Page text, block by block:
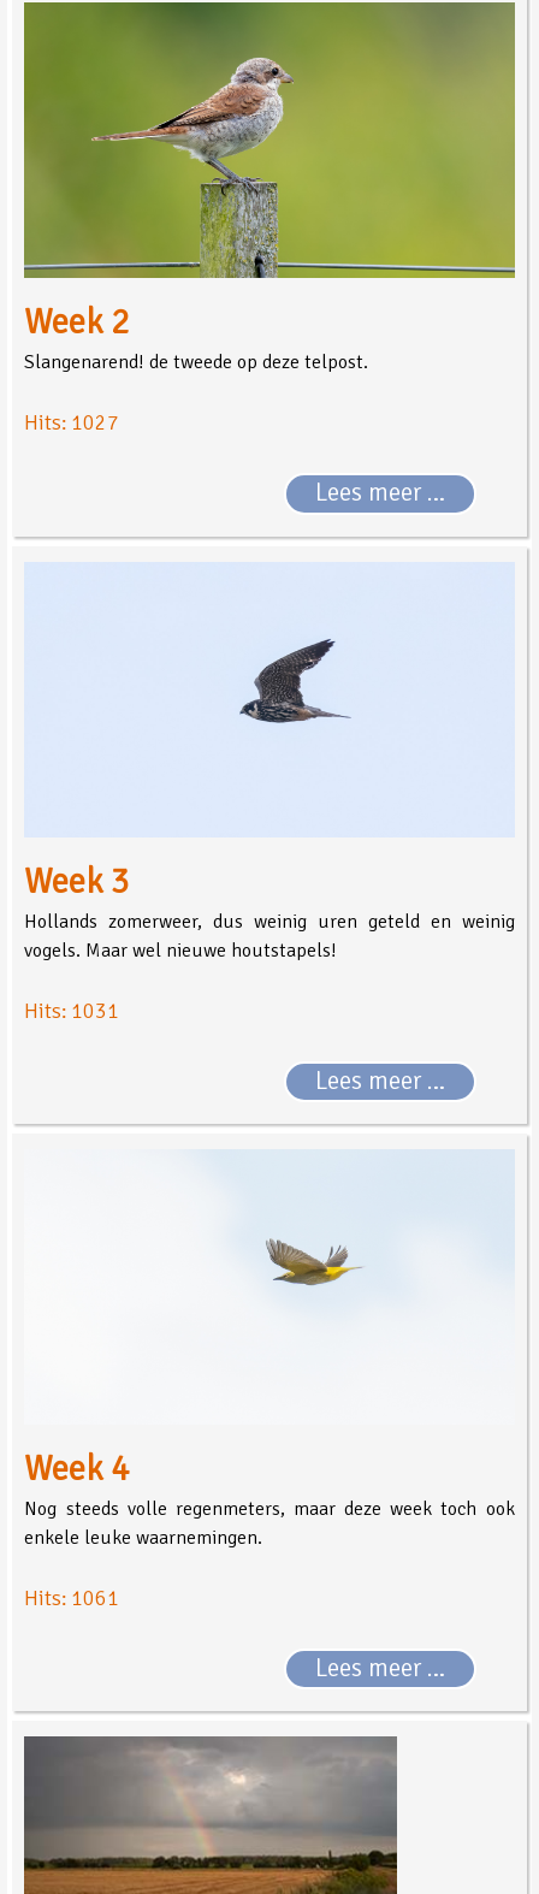
Week 2
Slangenarend! de tweede op deze telpost.
Hits: 1027
Lees meer …
Week 3
Hollands zomerweer, dus weinig uren geteld en weinig
vogels. Maar wel nieuwe houtstapels!
Hits: 1031
Lees meer …
Week 4
Nog steeds volle regenmeters, maar deze week toch ook
enkele leuke waarnemingen.
Hits: 1061
Lees meer …